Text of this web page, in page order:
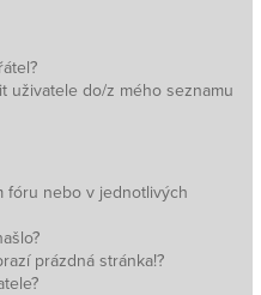
uživatele do/z mého seznamu
fóru nebo v jednotlivých
prázdná stránka!?